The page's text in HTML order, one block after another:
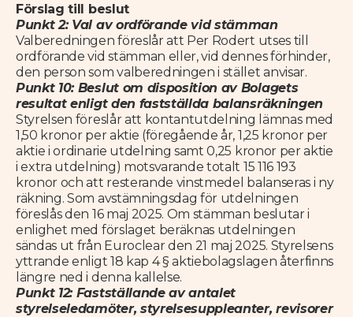
Förslag till beslut
Punkt 2: Val av ordförande vid stämman
Valberedningen föreslår att Per Rodert utses till
ordförande vid stämman eller, vid dennes förhinder,
den person som valberedningen i stället anvisar.
Punkt 10: Beslut om disposition av Bolagets
resultat enligt den fastställda balansräkningen
Styrelsen föreslår att kontantutdelning lämnas med
1,50 kronor per aktie (föregående år, 1,25 kronor per
aktie i ordinarie utdelning samt 0,25 kronor per aktie
i extra utdelning) motsvarande totalt 15 116 193
kronor och att resterande vinstmedel balanseras i ny
räkning. Som avstämningsdag för utdelningen
föreslås den 16 maj 2025. Om stämman beslutar i
enlighet med förslaget beräknas utdelningen
sändas ut från Euroclear den 21 maj 2025. Styrelsens
yttrande enligt 18 kap 4 § aktiebolagslagen återfinns
längre ned i denna kallelse.
Punkt 12: Fastställande av antalet
styrelseledamöter, styrelsesuppleanter, revisorer